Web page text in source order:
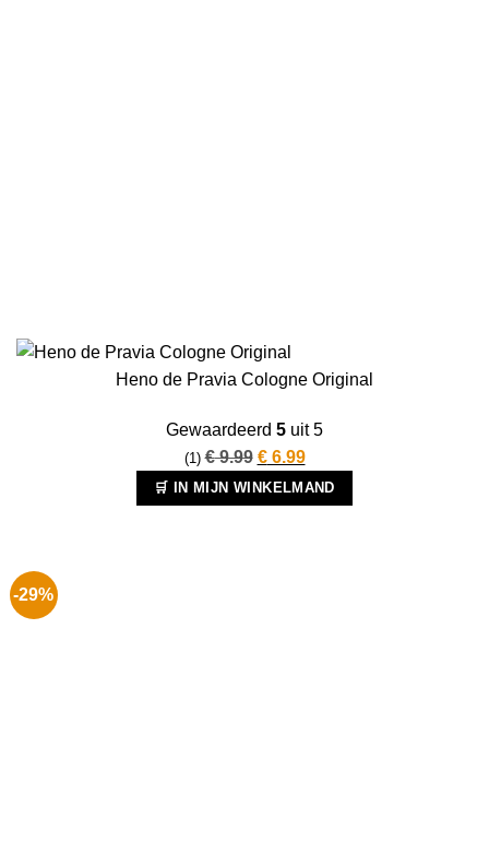
Heno de Pravia Cologne Original
Gewaardeerd 5 uit 5
(1) €9.99 Oorspronkelijke
prijs
was:
€6.99Huidige
prijs
is:
🛒 IN MIJN WINKELMAND
-29%